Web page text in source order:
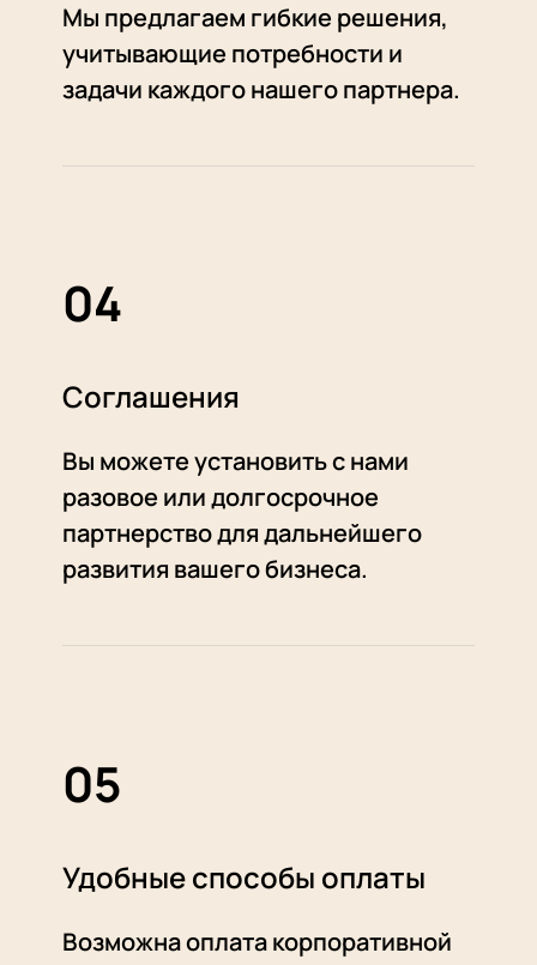
Мы предлагаем гибкие решения,
учитывающие потребности и
задачи каждого нашего партнера.
04
Соглашения
Вы можете установить с нами
разовое или долгосрочное
партнерство для дальнейшего
развития вашего бизнеса.
05
Удобные способы оплаты
Возможна оплата корпоративной